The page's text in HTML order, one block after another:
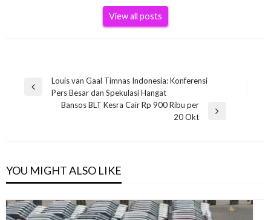
View all posts
Post
navigation
Previous
Louis van Gaal Timnas Indonesia: Konferensi
Pers Besar dan Spekulasi Hangat
Bansos BLT Kesra Cair Rp 900 Ribu per
20 Okt
YOU MIGHT ALSO LIKE